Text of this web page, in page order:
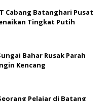
Cabang Batanghari Pusat
Tingkat Putih
Bahar Rusak Parah
Kencang
Pelajar di Batang